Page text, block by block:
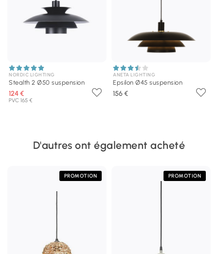
NORDIC LIGHTING
Stealth 2 Ø50 suspension
124 €
PVC 165 €
ANETA LIGHTING
Epsilon Ø45 suspension
156 €
D'autres ont également acheté
PROMOTION PROMOTION